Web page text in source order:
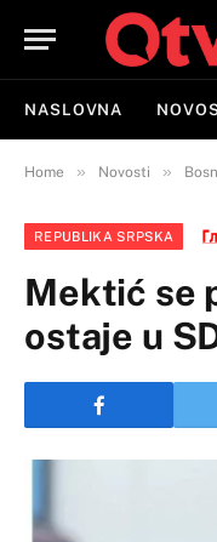
NASLOVNA
Home » Novosti »
REPUBLIKA SRPSKA
Mektić se
ostaje u